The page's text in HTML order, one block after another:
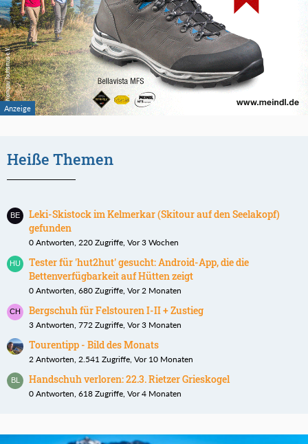
Heiße Themen
Leki-Skistock im Kelmerkar (Skitour auf den Seelakopf)
gefunden
0 Antworten, 220 Zugriffe, Vor 3 Wochen
Tester für 'hut2hut' gesucht: Android-App, die die
Bettenverfügbarkeit auf Hütten zeigt
0 Antworten, 680 Zugriffe, Vor 2 Monaten
Bergschuh für Felstouren I-II + Zustieg
3 Antworten, 772 Zugriffe, Vor 3 Monaten
Tourentipp - Bild des Monats
2 Antworten, 2.541 Zugriffe, Vor 10 Monaten
Handschuh verloren: 22.3. Rietzer Grieskogel
0 Antworten, 618 Zugriffe, Vor 4 Monaten